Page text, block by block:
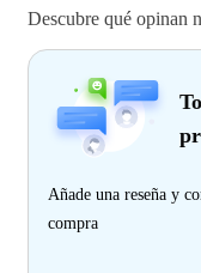
Descubre qué opinan
Añade una reseña y
compra